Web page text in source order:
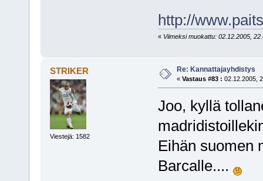
http://
« Viimeksi muokattu: 02.12.2005,
STRIKER
Viestejä: 1582
Re: Kannattajayhdistys
« Vastaus #83 : 02.12.2005,
Joo, kyllä
Eihän suomen
Barcalle....